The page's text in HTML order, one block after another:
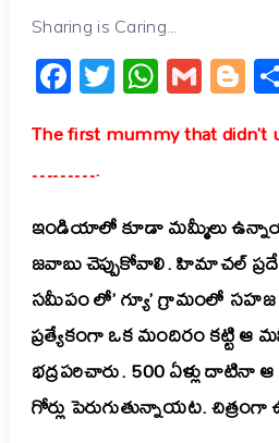
Sharing is Caring...
Facebook
Twitter
The first mummy that didn’t
……….
ఇండియాలో కూడా మమ్మీలు
జవాబు చెప్పుకోవాలి. హిమాచల్
సమీపం లో’ గ్యూ’ గ్రామంలో
ప్రత్యేకంగా ఒక మందిరం కట్టి ఆ
భద్రపరిచారు. 500 ఏళ్లు దాటినా
గోర్లు పెరుగుతున్నాయట.